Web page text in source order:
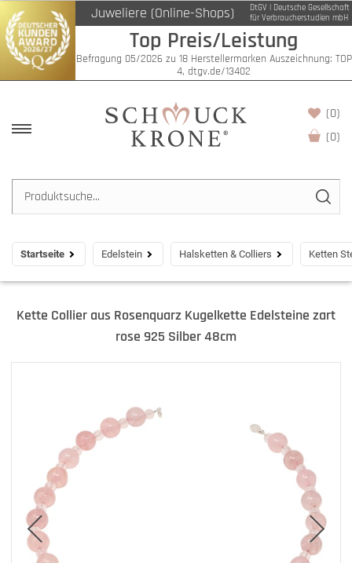
Juweliere (Online-Shops)
DtGV | Deutsche Gesellschaft
für Verbraucherstudien mbH
Top Preis/Leistung
Befragung 05/2026 zu 18 Herstellermarken Auszeichnung: TOP
4, dtgv.de/13402
(0)
(0)
Startseite Edelstein Halsketten & Colliers Ketten
Kette Collier aus Rosenquarz Kugelkette Edelsteine zart
rose 925 Silber 48cm